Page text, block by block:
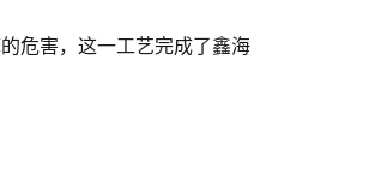
危害，这一工艺完成了鑫海